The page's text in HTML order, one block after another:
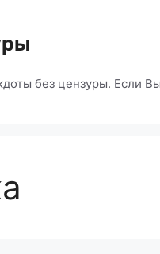
без цензуры. Если